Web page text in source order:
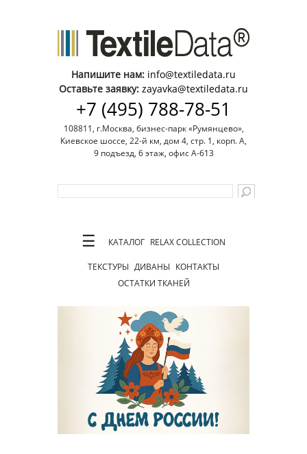
Напишите нам: info@textiledata.ru
Оставьте заявку: zayavka@textiledata.ru
+7 (495) 788-78-51
108811, г.Москва, бизнес-парк «Румянцево»,
Киевское шоссе, 22-й км, дом 4, стр. 1, корп. А,
9 подъезд, 6 этаж, офис А-613
☰ КАТАЛОГ RELAX COLLECTION
ТЕКСТУРЫ ДИВАНЫ КОНТАКТЫ
ОСТАТКИ ТКАНЕЙ